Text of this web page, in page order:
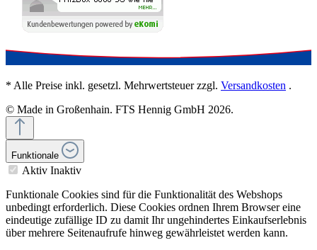
* Alle Preise inkl. gesetzl. Mehrwertsteuer zzgl. Versandkosten .
© Made in Großenhain. FTS Hennig GmbH 2026.
Funktionale
Aktiv Inaktiv
Funktionale Cookies sind für die Funktionalität des Webshops
unbedingt erforderlich. Diese Cookies ordnen Ihrem Browser eine
eindeutige zufällige ID zu damit Ihr ungehindertes Einkaufserlebnis
über mehrere Seitenaufrufe hinweg gewährleistet werden kann.